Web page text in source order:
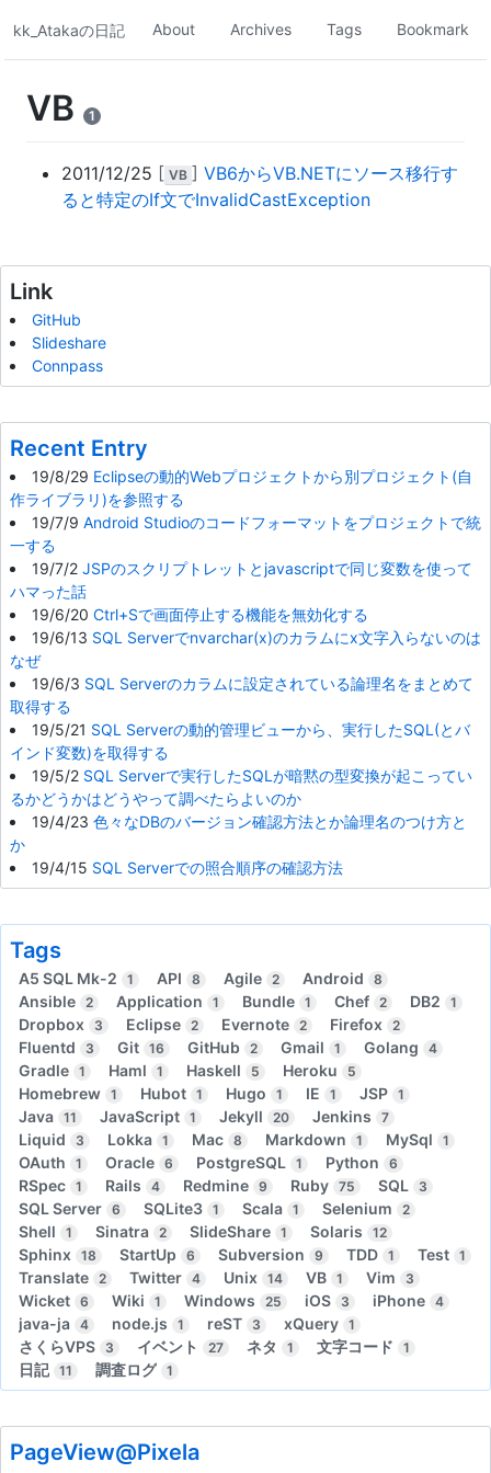
kk_Atakaの日記 About Archives Tags Bookmark
VB 1
2011/12/25 [ VB ] VB6からVB.NETにソース移行す
ると特定のIf文でInvalidCastException
Link
GitHub
Slideshare
Connpass
Recent Entry
19/8/29 Eclipseの動的Webプロジェクトから別プロジェクト(自
作ライブラリ)を参照する
19/7/9 Android Studioのコードフォーマットをプロジェクトで統
一する
19/7/2 JSPのスクリプトレットとjavascriptで同じ変数を使って
ハマった話
19/6/20 Ctrl+Sで画面停止する機能を無効化する
19/6/13 SQL Serverでnvarchar(x)のカラムにx文字入らないのは
なぜ
19/6/3 SQL Serverのカラムに設定されている論理名をまとめて
取得する
19/5/21 SQL Serverの動的管理ビューから、実行したSQL(とバ
インド変数)を取得する
19/5/2 SQL Serverで実行したSQLが暗黙の型変換が起こってい
るかどうかはどうやって調べたらよいのか
19/4/23 色々なDBのバージョン確認方法とか論理名のつけ方と
か
19/4/15 SQL Serverでの照合順序の確認方法
Tags
A5 SQL Mk-2 1 API 8 Agile 2 Android 8
Ansible 2 Application 1 Bundle 1 Chef 2 DB2 1
Dropbox 3 Eclipse 2 Evernote 2 Firefox 2
Fluentd 3 Git 16 GitHub 2 Gmail 1 Golang 4
Gradle 1 Haml 1 Haskell 5 Heroku 5
Homebrew 1 Hubot 1 Hugo 1 IE 1 JSP 1
Java 11 JavaScript 1 Jekyll 20 Jenkins 7
Liquid 3 Lokka 1 Mac 8 Markdown 1 MySql 1
OAuth 1 Oracle 6 PostgreSQL 1 Python 6
RSpec 1 Rails 4 Redmine 9 Ruby 75 SQL 3
SQL Server 6 SQLite3 1 Scala 1 Selenium 2
Shell 1 Sinatra 2 SlideShare 1 Solaris 12
Sphinx 18 StartUp 6 Subversion 9 TDD 1 Test 1
Translate 2 Twitter 4 Unix 14 VB 1 Vim 3
Wicket 6 Wiki 1 Windows 25 iOS 3 iPhone 4
java-ja 4 node.js 1 reST 3 xQuery 1
さくらVPS 3 イベント 27 ネタ 1 文字コード 1
日記 11 調査ログ 1
PageView@Pixela